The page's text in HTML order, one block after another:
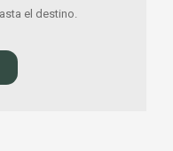
el destino.